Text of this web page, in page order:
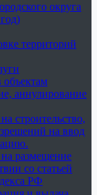
округа
территорий
объектам
аннулирование
строительство,
на ввод
размещение
со статьей
РФ